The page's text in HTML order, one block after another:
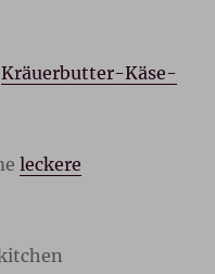
Kräuerbutter-Käse-
leckere